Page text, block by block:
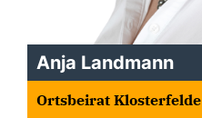
Anja Landmann
Ortsbeirat Klosterfelde